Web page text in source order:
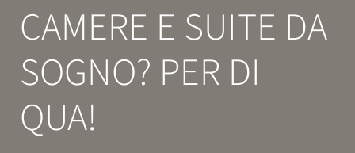
Offerte speciali
Richiesta
Prenotazione
ESPERIENZE
CAMERE E SUITE DA
SOGNO? PER DI
QUA!